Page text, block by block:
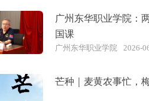
广州东华职业学院：
国课
广州东华职业学院 2026-
芒种｜麦黄农事忙，